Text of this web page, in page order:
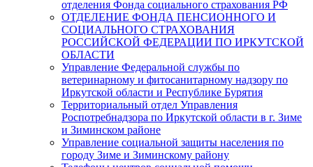
отделения Фонда социального страхования РФ
ОТДЕЛЕНИЕ ФОНДА ПЕНСИОННОГО И
СОЦИАЛЬНОГО СТРАХОВАНИЯ
РОССИЙСКОЙ ФЕДЕРАЦИИ ПО ИРКУТСКОЙ
ОБЛАСТИ
Управление Федеральной службы по
ветеринарному и фитосанитарному надзору по
Иркутской области и Республике Бурятия
Территориальный отдел Управления
Роспотребнадзора по Иркутской области в г. Зиме
и Зиминском районе
Управление социальной защиты населения по
городу Зиме и Зиминскому району